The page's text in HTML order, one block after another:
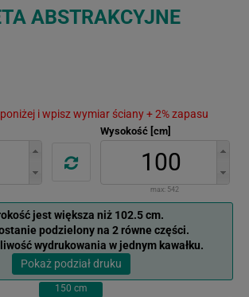
ABSTRAKCYJNE
i wpisz wymiar ściany + 2% zapasu
Wysokość [cm]
max: 542
jest większa niż 102.5 cm.
podzielony na 2 równe części.
wydrukowania w jednym kawałku.
Pokaż podział druku
150 cm